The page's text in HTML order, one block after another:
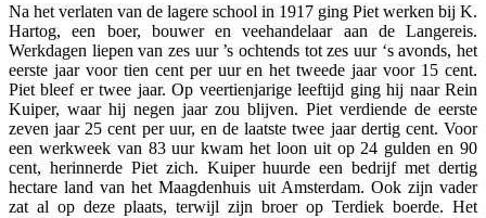
Na het verlaten van de lagere school in 1917 ging Piet werken bij K.
Hartog, een boer, bouwer en veehandelaar aan de Langereis.
Werkdagen liepen van zes uur ’s ochtends tot zes uur ‘s avonds, het
eerste jaar voor tien cent per uur en het tweede jaar voor 15 cent.
Piet bleef er twee jaar. Op veertienjarige leeftijd ging hij naar Rein
Kuiper, waar hij negen jaar zou blijven. Piet verdiende de eerste
zeven jaar 25 cent per uur, en de laatste twee jaar dertig cent. Voor
een werkweek van 83 uur kwam het loon uit op 24 gulden en 90
cent, herinnerde Piet zich. Kuiper huurde een bedrijf met dertig
hectare land van het Maagdenhuis uit Amsterdam. Ook zijn vader
zat al op deze plaats, terwijl zijn broer op Terdiek boerde. Het